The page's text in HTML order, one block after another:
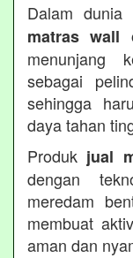
Dalam dunia
matras wall
menunjang
sebagai
sehingga
daya tahan
Produk jual
dengan
meredam
membuat
aman dan